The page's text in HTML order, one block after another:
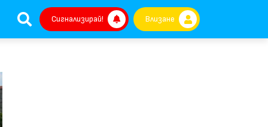
Сигнализирай! Влизане